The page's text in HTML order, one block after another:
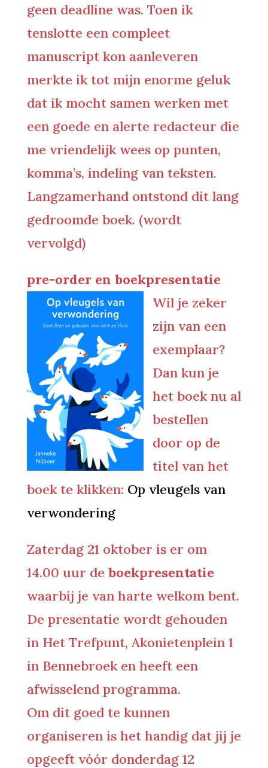
geen deadline was. Toen ik
tenslotte een compleet
manuscript kon aanleveren
merkte ik tot mijn enorme geluk
dat ik mocht samen werken met
een goede en alerte redacteur die
me vriendelijk wees op punten,
komma’s, indeling van teksten.
Langzamerhand ontstond dit lang
gedroomde boek. (wordt
vervolgd)
pre-order en boekpresentatie
Wil je zeker
zijn van een
exemplaar?
Dan kun je
het boek nu al
bestellen
door op de
titel van het
boek te klikken: Op vleugels van
verwondering
Zaterdag 21 oktober is er om
14.00 uur de boekpresentatie
waarbij je van harte welkom bent.
De presentatie wordt gehouden
in Het Trefpunt, Akonietenplein 1
in Bennebroek en heeft een
afwisselend programma.
Om dit goed te kunnen
organiseren is het handig dat jij je
opgeeft vóór donderdag 12